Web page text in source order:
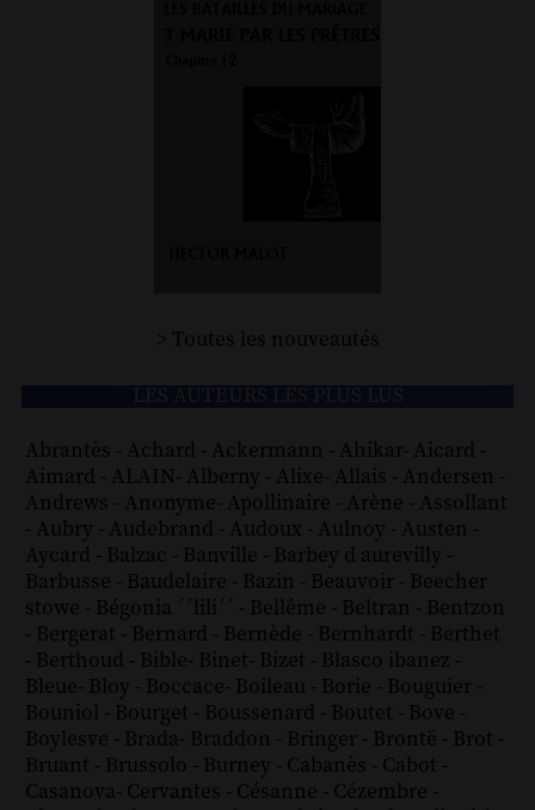
> Toutes les nouveautés
Abrantès - Achard - Ackermann - Ahikar- Aicard -
Aimard - ALAIN- Alberny - Alixe- Allais - Andersen -
Andrews - Anonyme- Apollinaire - Arène - Assollant
- Aubry - Audebrand - Audoux - Aulnoy - Austen -
Aycard - Balzac - Banville - Barbey d aurevilly -
Barbusse - Baudelaire - Bazin - Beauvoir - Beecher
stowe - Bégonia ´´lili´´ - Bellême - Beltran - Bentzon
- Bergerat - Bernard - Bernède - Bernhardt - Berthet
- Berthoud - Bible- Binet- Bizet - Blasco ibanez -
Bleue- Bloy - Boccace- Boileau - Borie - Bouguier -
Bouniol - Bourget - Boussenard - Boutet - Bove -
Boylesve - Brada- Braddon - Bringer - Brontë - Brot -
Bruant - Brussolo - Burney - Cabanès - Cabot -
Casanova- Cervantes - Césanne - Cézembre -